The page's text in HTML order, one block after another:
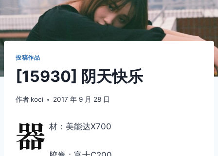
投稿作品
[15930] 阴天快乐
作者 koci 2017 年 9 月 28 日
器 材：美能达X700